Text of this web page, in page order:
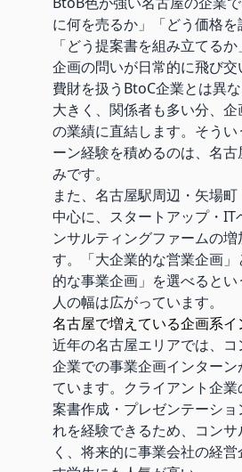
に何を売るか」「どう価格を
「どう提案書を組み立てる
企画の問いが日常的に飛び
費財を扱うBtoC企業とは異
大きく、関係者も多い分、
の業績に直結します。そうい
ーン経験を積めるのは、名
みです。
また、名古屋駅周辺・矢場
中心に、スタートアップ・IT
ンサルティングファームの増
す。「大企業的な営業企画
的な事業企画」を選べると
人の幅は広がっています。
名古屋で増えている企画系イ
近年の名古屋エリアでは、
企業での事業企画インターン
ています。クライアント企
案書作成・プレゼンテーシ
れを経験できるため、コン
く、将来的に事業会社の経